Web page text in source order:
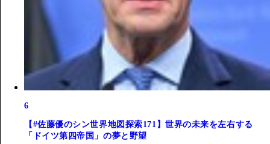
6
【#佐藤優のシン世界地図探索171】世界の未来を左右する
「ドイツ第四帝国」の夢と野望